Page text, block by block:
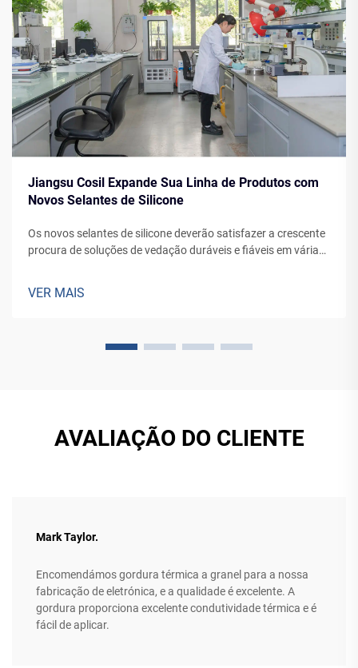
Jiangsu Cosil Expande Sua Linha de Produtos com
Novos Selantes de Silicone
Os novos selantes de silicone deverão satisfazer a crescente
procura de soluções de vedação duráveis e fiáveis em várias
VER MAIS
AVALIAÇÃO DO CLIENTE
Mark Taylor.
Encomendámos gordura térmica a granel para a nossa
fabricação de eletrónica, e a qualidade é excelente. A
gordura proporciona excelente condutividade térmica e é
fácil de aplicar.